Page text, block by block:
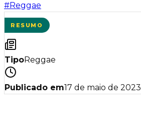
#Reggae
RESUMO
TipoReggae
Publicado em17 de maio de 2023